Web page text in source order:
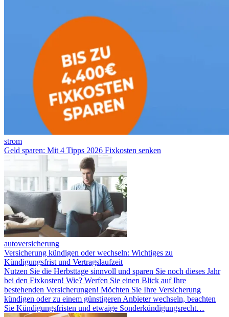
strom
Geld sparen: Mit 4 Tipps 2026 Fixkosten senken
autoversicherung
Versicherung kündigen oder wechseln: Wichtiges zu
Kündigungsfrist und Vertragslaufzeit
Nutzen Sie die Herbsttage sinnvoll und sparen Sie noch dieses Jahr
bei den Fixkosten! Wie? Werfen Sie einen Blick auf Ihre
bestehenden Versicherungen! Möchten Sie Ihre Versicherung
kündigen oder zu einem günstigeren Anbieter wechseln, beachten
Sie Kündigungsfristen und etwaige Sonderkündigungsrecht…